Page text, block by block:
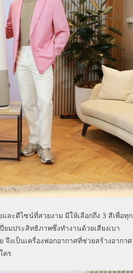
ละดีไซน์ที่สวยงาม มีให้เลือกถึง 3 สีเพื่อทุก
มประสิทธิภาพซึ่งทำงานด้วยเสียงเบา
งเป็นเครื่องฟอกอากาศที่ช่วยสร้างอากาศ
คร